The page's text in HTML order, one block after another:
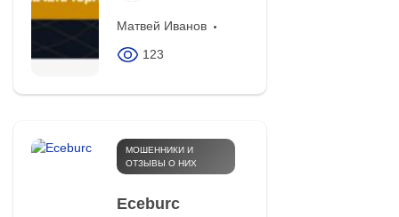
Матвей Иванов
123
МОШЕННИКИ И
ОТЗЫВЫ О НИХ
Eceburc